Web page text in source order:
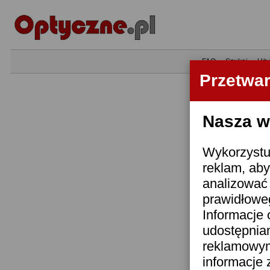
Nasza
reklam,
Informacje
informacje
•FAQ•Szukaj•